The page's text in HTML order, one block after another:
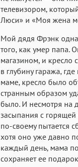
телевизором,
Люси» и «Моя жена
Мой дядя Фрэнк
того, как умер папа.
магазином, и кресло
в глубину гаража,
маме, кресло было
странным образом
было. И несмотря на
засыпания с горящей
по-своему пытается
хотя оно уже давно
каждый день, мама
сохраняет ее